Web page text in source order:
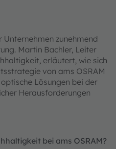
zunehmend
Martin Bachler, Leiter
erläutert, wie sich
von ams OSRAM
Lösungen bei der
Herausforderungen
bei ams OSRAM?